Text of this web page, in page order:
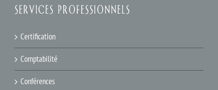
SERVICES PROFESSIONNELS
Certification
Comptabilité
Conférences